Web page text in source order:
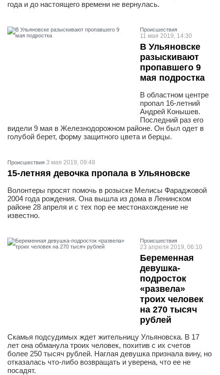
года и до настоящего времени не вернулась.
Проиcшествия
11 мая 2019, 14:30
В Ульяновске
разыскивают
пропавшего 9
мая подростка
В областном центре
пропал 16-летний
Андрей Конышев.
Последний раз его
видели 9 мая в Железнодорожном районе. Он был одет в
голубой берет, форму защитного цвета и берцы.
Проиcшествия 3 мая 2019, 09:48
15-летняя девочка пропала в Ульяновске
Волонтеры просят помочь в розыске Мелисы Фараджовой
2004 года рождения. Она вышла из дома в Ленинском
районе 28 апреля и с тех пор ее местонахождение не
известно.
Проиcшествия
23 апреля 2019, 06:10
Беременная
девушка-
подросток
«развела»
троих человек
на 270 тысяч
рублей
Скамья подсудимых ждет жительницу Ульяновска. В 17
лет она обманула троих человек, похитив с их счетов
более 250 тысяч рублей. Наглая девушка признала вину, но
отказалась что-либо возвращать и уверена, что ее не
посадят.